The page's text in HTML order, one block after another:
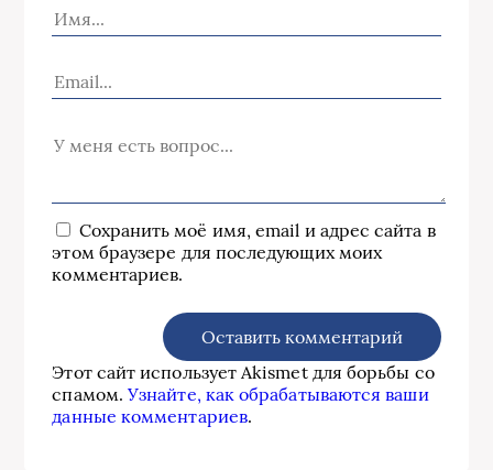
Сохранить моё имя, email и адрес сайта в
этом браузере для последующих моих
комментариев.
Этот сайт использует Akismet для борьбы со
спамом.Узнайте, как обрабатываются ваши
данные комментариев.